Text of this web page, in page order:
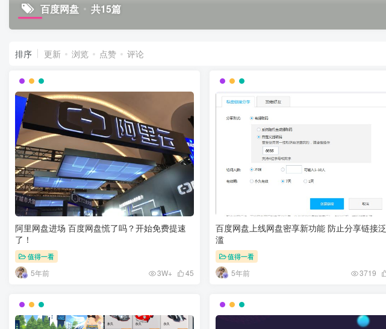
百度网盘 共15篇
排序 更新 浏览 点赞 评论
阿里网盘进场 百度网盘慌了吗？开始免费提速
了！
值得一看
5年前 3W+ 45
百度网盘上线网盘密享新功能 防止分享链接泛
滥
值得一看
5年前 3719